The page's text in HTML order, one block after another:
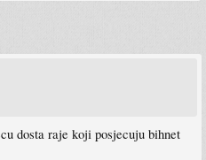
dosta raje koji posjecuju bihnet